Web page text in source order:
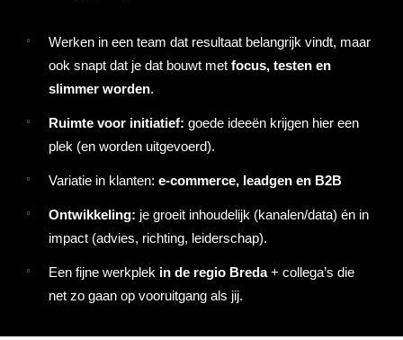
Werken in een team dat resultaat belangrijk vindt, maar
ook snapt dat je dat bouwt met focus, testen en
slimmer worden.
Ruimte voor initiatief: goede ideeën krijgen hier een
plek (en worden uitgevoerd).
Variatie in klanten: e-commerce, leadgen en B2B
Ontwikkeling: je groeit inhoudelijk (kanalen/data) én in
impact (advies, richting, leiderschap).
Een fijne werkplek in de regio Breda+ collega’s die
net zo gaan op vooruitgang als jij.